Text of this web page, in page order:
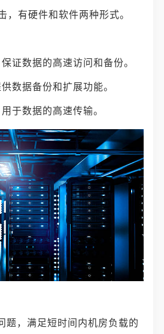
，有硬件和软件两种形式。
证数据的高速访问和备份。
数据备份和扩展功能。
于数据的高速传输。
题，满足短时间内机房负载的